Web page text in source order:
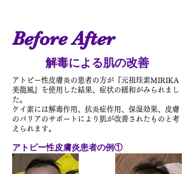
Before After
解毒による肌の改善
​アトピー性皮膚炎の患者の方が『元祖珪素MIRIKA
美龍風』を使用した結果、症状の緩和がみられまし
た。
ケイ素には解毒作用、抗炎症作用、保湿効果、皮膚
のバリアのサポートにより肌が改善されたものと考
えられます。
アトピー性皮膚炎患者の例①